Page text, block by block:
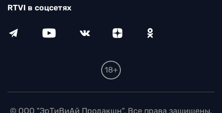
RTVI в соцсетях
18+
© ООО "ЭрТиВиАй Продакшн". Все права защищены.